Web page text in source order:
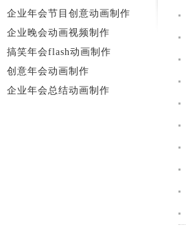
企业年会节目创意动画制作
企业晚会动画视频制作
搞笑年会flash动画制作
创意年会动画制作
企业年会总结动画制作